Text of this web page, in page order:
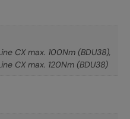
CX max. 100Nm (BDU38),
CX max. 120Nm (BDU38)